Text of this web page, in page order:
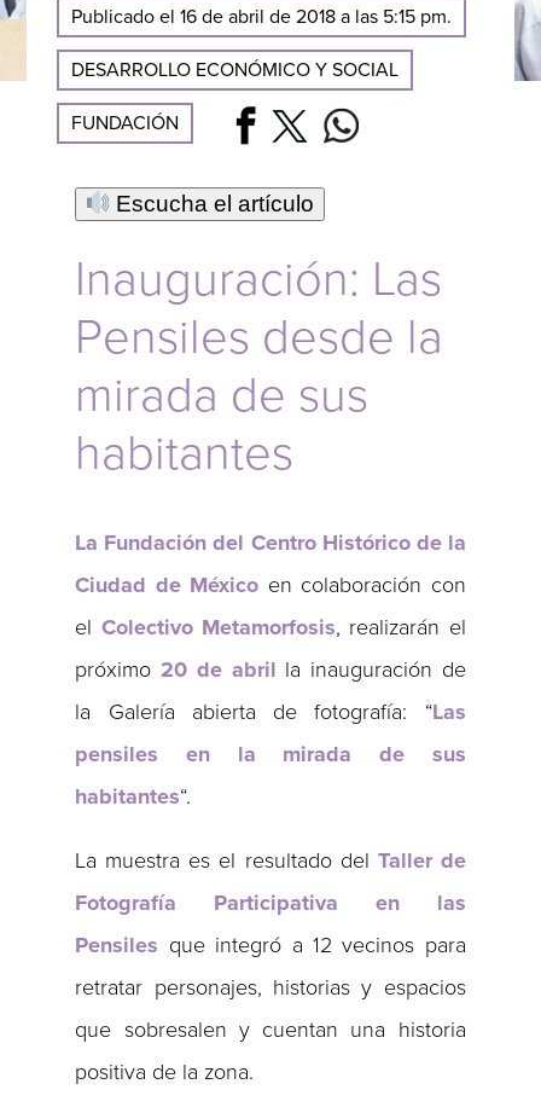
Publicado el 16 de abril de 2018 a las 5:15 pm.
DESARROLLO ECONÓMICO Y SOCIAL
FUNDACIÓN
Escucha el artículo
Inauguración: Las
Pensiles desde la
mirada de sus
habitantes
La Fundación del Centro Histórico de la
Ciudad de México en colaboración con
el Colectivo Metamorfosis, realizarán el
próximo 20 de abril la inauguración de
la Galería abierta de fotografía: “Las
pensiles en la mirada de sus
habitantes“.
La muestra es el resultado del Taller de
Fotografía Participativa en las
Pensiles que integró a 12 vecinos para
retratar personajes, historias y espacios
que sobresalen y cuentan una historia
positiva de la zona.